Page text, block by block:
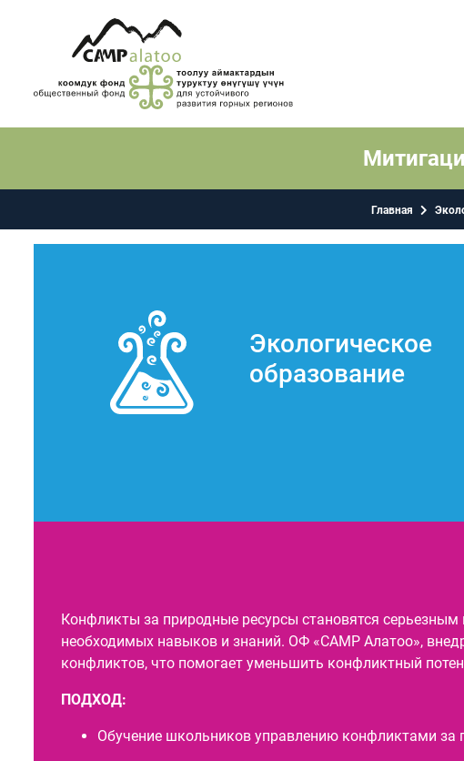
Главная
Экологическое
образование
Конфликты за природные ресурсы становятся
необходимых навыков и знаний. ОФ «САМР Алатоо»,
конфликтов, что помогает уменьшить конфликтный
ПОДХОД:
Обучение школьников управлению конфликтами